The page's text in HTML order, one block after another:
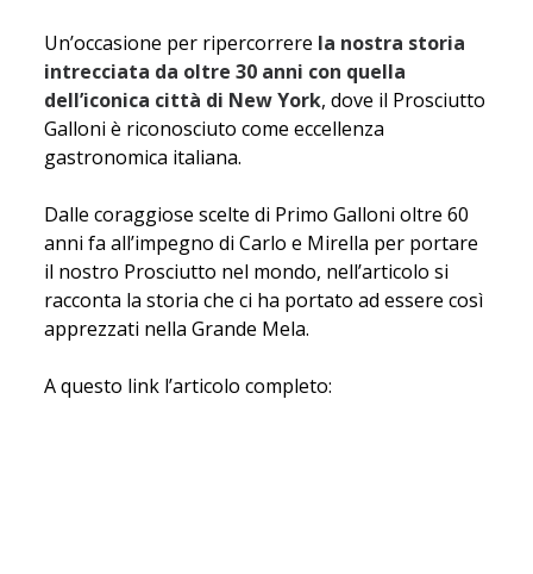
Un’occasione per ripercorrere la nostra storia
intrecciata da oltre 30 anni con quella
dell’iconica città di New York, dove il Prosciutto
Galloni è riconosciuto come eccellenza
gastronomica italiana.
Dalle coraggiose scelte di Primo Galloni oltre 60
anni fa all’impegno di Carlo e Mirella per portare
il nostro Prosciutto nel mondo, nell’articolo si
racconta la storia che ci ha portato ad essere così
apprezzati nella Grande Mela.
A questo link l’articolo completo: